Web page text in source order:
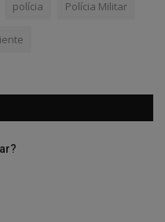
polícia Polícia Militar